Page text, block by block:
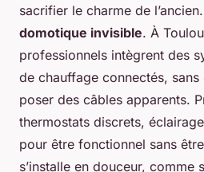
sacrifier le charme de
domotique invisible. À
professionnels intègrent des
de chauffage connectés,
poser des câbles apparents.
thermostats discrets,
pour être fonctionnel sans
s’installe en douceur, comme